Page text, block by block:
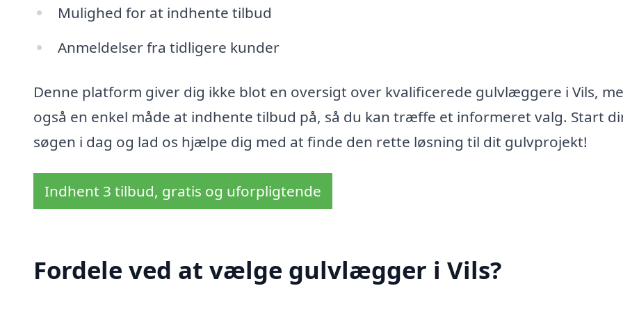
Mulighed for at indhente tilbud
Anmeldelser fra tidligere kunder
Denne platform giver dig ikke blot en oversigt over kvalificerede gulvlæggere i Vils,
også en enkel måde at indhente tilbud på, så du kan træffe et informeret valg. Start
søgen i dag og lad os hjælpe dig med at finde den rette løsning til dit gulvprojekt!
Indhent 3 tilbud, gratis og uforpligtende
Fordele ved at vælge gulvlægger i Vils?